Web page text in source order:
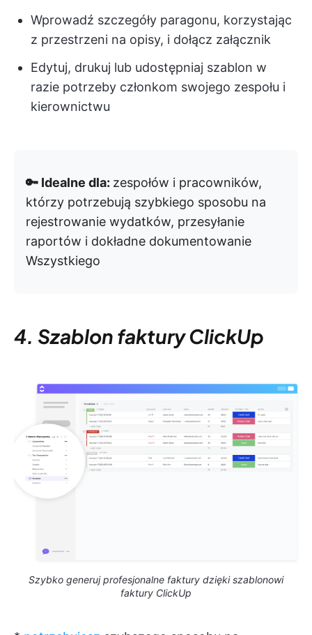
Wprowadź szczegóły paragonu, korzystając
z przestrzeni na opisy, i dołącz załącznik
Edytuj, drukuj lub udostępniaj szablon w
razie potrzeby członkom swojego zespołu i
kierownictwu
🔑 Idealne dla: zespołów i pracowników,
którzy potrzebują szybkiego sposobu na
rejestrowanie wydatków, przesyłanie
raportów i dokładne dokumentowanie
Wszystkiego
4. Szablon faktury ClickUp
Szybko generuj profesjonalne faktury dzięki szablonowi
faktury ClickUp